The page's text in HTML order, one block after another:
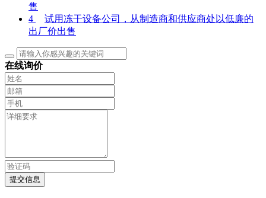
售
4
试用冻干设备公司，从制造商和供应商处以低廉的
出厂价出售
在线询价
提交信息